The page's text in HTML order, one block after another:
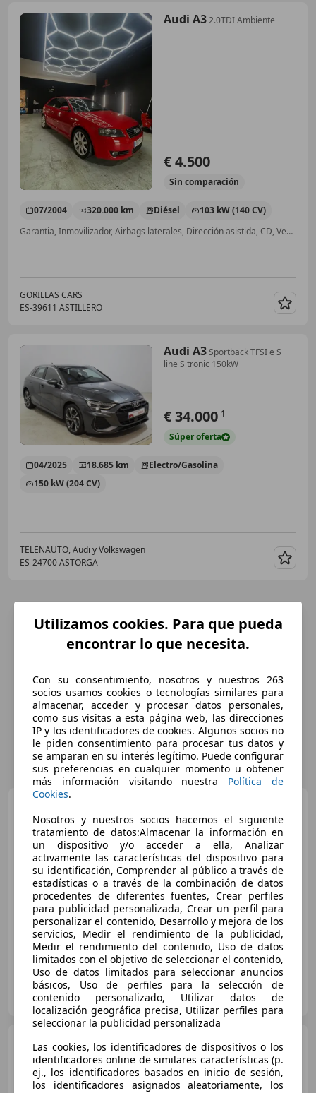
Audi A32.0TDI Ambiente
€ 4.500
Sin comparación
07/2004 320.000 km Diésel
103 kW (140 CV)
Garantia, Inmovilizador, Airbags laterales, Dirección asistida, CD, Ventanas tintadas, ESP
GORILLAS CARS
ES-39611 ASTILLERO
Audi A3Sportback TFSI e S
line S tronic 150kW
€ 34.000 1
Súperoferta
04/2025 18.685 km
Electro/Gasolina
150 kW (204 CV)
TELENAUTO, Audi y Volkswagen
ES-24700 ASTORGA
tronic
€ 22.000 1
Buenprecio
08/2023 91.553 km Diésel 110 kW (150 CV)
TELENAUTO, Audi y Volkswagen
ES-24700 ASTORGA
Audi A3Sportback 30TDI S
line
Utilizamos cookies. Para que pueda
encontrar lo que necesita.
Con su consentimiento, nosotros y nuestros 263
socios usamos cookies o tecnologías similares para
almacenar, acceder y procesar datos personales,
como sus visitas a esta página web, las direcciones
IP y los identificadores de cookies. Algunos socios no
le piden consentimiento para procesar tus datos y
se amparan en su interés legítimo. Puede configurar
sus preferencias en cualquier momento u obtener
más información visitando nuestra Política de
Cookies.
Nosotros y nuestros socios hacemos el siguiente
tratamiento de datos:Almacenar la información en
un dispositivo y/o acceder a ella, Analizar
activamente las características del dispositivo para
su identificación, Comprender al público a través de
estadísticas o a través de la combinación de datos
procedentes de diferentes fuentes, Crear perfiles
para publicidad personalizada, Crear un perfil para
personalizar el contenido, Desarrollo y mejora de los
servicios, Medir el rendimiento de la publicidad,
Medir el rendimiento del contenido, Uso de datos
limitados con el objetivo de seleccionar el contenido,
Uso de datos limitados para seleccionar anuncios
básicos, Uso de perfiles para la selección de
contenido personalizado, Utilizar datos de
localización geográfica precisa, Utilizar perfiles para
seleccionar la publicidad personalizada
Las cookies, los identificadores de dispositivos o los
identificadores online de similares características (p.
ej., los identificadores basados en inicio de sesión,
los identificadores asignados aleatoriamente, los